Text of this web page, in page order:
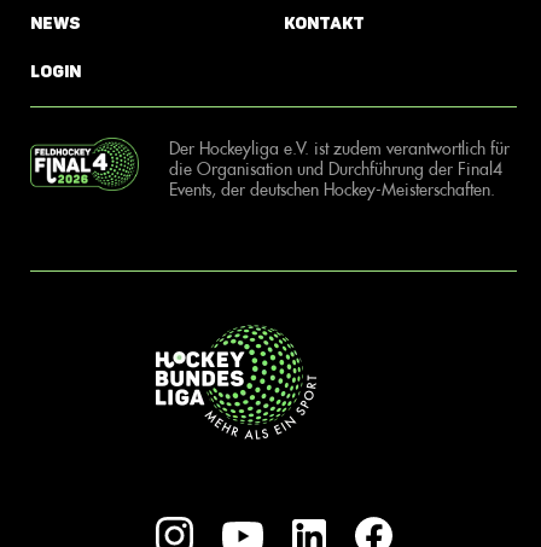
News
Login
Kontakt
Der Hockeyliga e.V. ist zudem verantwortlich für
die Organisation und Durchführung der Final4
Events, der deutschen Hockey-Meisterschaften.